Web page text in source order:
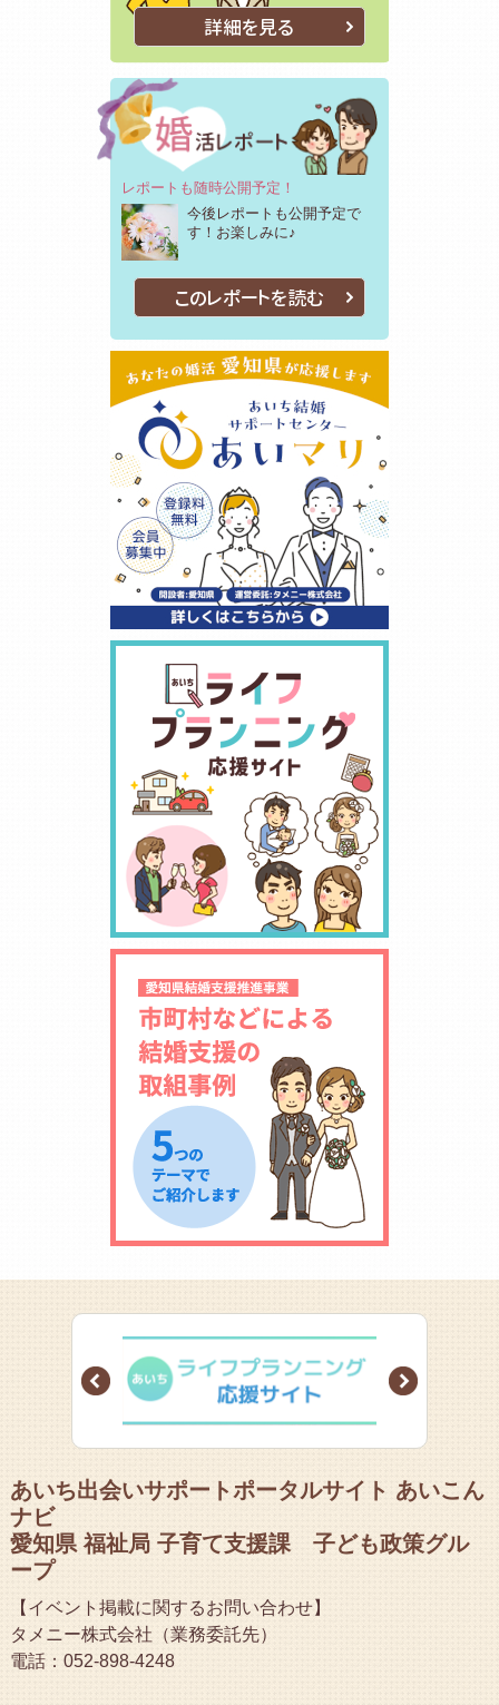
詳細を見る
レポートも随時公開予定！
今後レポートも公開予定で
す！お楽しみに♪
このレポートを読む
Prev Next
あいち出会いサポートポータルサイト あいこん
ナビ
愛知県 福祉局 子育て支援課 子ども政策グル
ープ
【イベント掲載に関するお問い合わせ】
タメニー株式会社（業務委託先）
電話：052-898-4248